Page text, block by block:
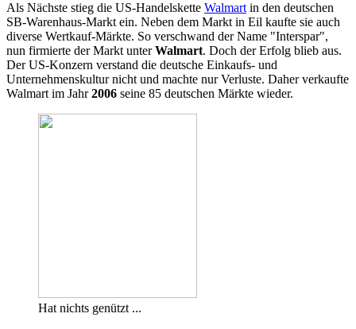
Als Nächste stieg die US-Handelskette Walmart in den deutschen
SB-Warenhaus-Markt ein. Neben dem Markt in Eil kaufte sie auch
diverse Wertkauf-Märkte. So verschwand der Name "Interspar",
nun firmierte der Markt unterWalmart. Doch der Erfolg blieb aus.
Der US-Konzern verstand die deutsche Einkaufs- und
Unternehmenskultur nicht und machte nur Verluste. Daher verkaufte
Walmart im Jahr2006 seine 85 deutschen Märkte wieder.
Hat nichts genützt ...